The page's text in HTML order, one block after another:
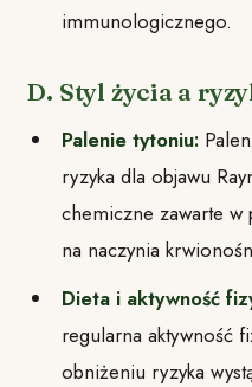
immunologicznego.
D. Styl życia a
Palenie tytoniu:
ryzyka dla objawu
chemiczne zawarte w
na naczynia
Dieta i aktywność
regularna aktywność
obniżeniu ryzyka